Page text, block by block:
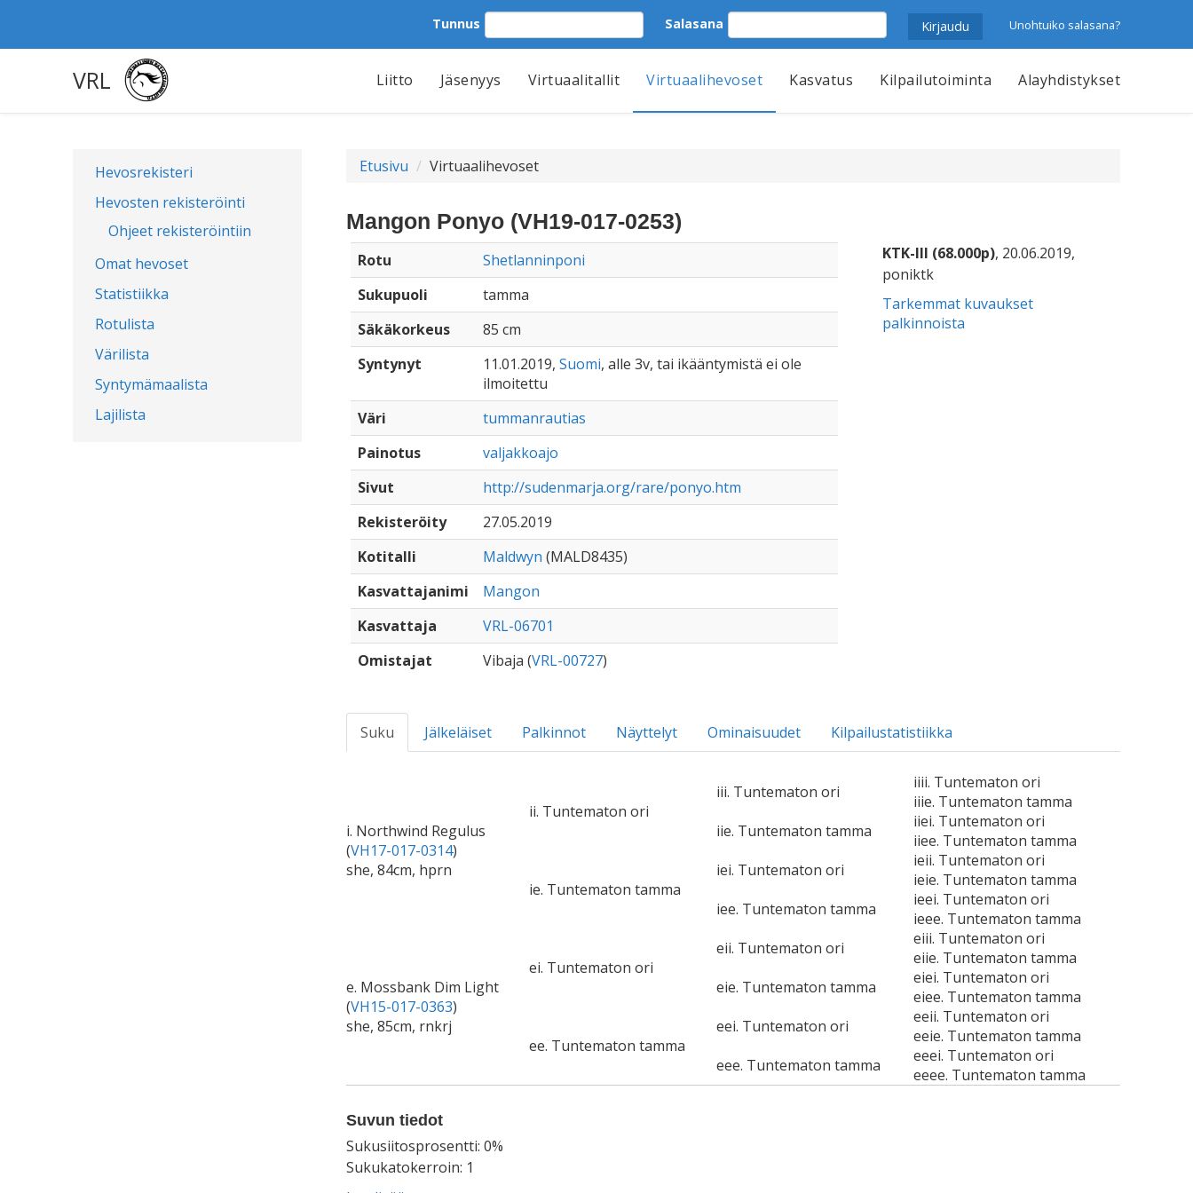
Tunnus Salasana Unohtuiko salasana?
VRL Liitto Jäsenyys Virtuaalitallit Virtuaalihevoset Kasvatus Kilpailutoiminta Alayhdistykset
Hevosrekisteri
Hevosten rekisteröinti
Ohjeet rekisteröintiin
Omat hevoset
Statistiikka
Rotulista
Värilista
Syntymämaalista
Lajilista
Etusivu Virtuaalihevoset
Mangon Ponyo (VH19-017-0253)
Rotu
Shetlanninponi
Sukupuoli
tamma
Säkäkorkeus
85 cm
Syntynyt
11.01.2019, Suomi, alle 3v, tai ikääntymistä ei ole
ilmoitettu
Väri
tummanrautias
Painotus
valjakkoajo
Sivut
http://sudenmarja.org/rare/ponyo.htm
Rekisteröity
27.05.2019
Kotitalli
Maldwyn (MALD8435)
Kasvattajanimi
Mangon
Kasvattaja
VRL-06701
Omistajat
Vibaja (VRL-00727)
KTK-III (68.000p), 20.06.2019,
poniktk
Tarkemmat kuvaukset
palkinnoista
Suku Jälkeläiset Palkinnot Näyttelyt Ominaisuudet Kilpailustatistiikka
i. Northwind Regulus
(VH17-017-0314)
she, 84cm, hprn
ii. Tuntematon ori
iii. Tuntematon ori
iiii. Tuntematon ori
iiie. Tuntematon tamma
iie. Tuntematon tamma
iiei. Tuntematon ori
iiee. Tuntematon tamma
ie. Tuntematon tamma
iei. Tuntematon ori
ieii. Tuntematon ori
ieie. Tuntematon tamma
iee. Tuntematon tamma
ieei. Tuntematon ori
ieee. Tuntematon tamma
e. Mossbank Dim Light
(VH15-017-0363)
she, 85cm, rnkrj
ei. Tuntematon ori
eii. Tuntematon ori
eiii. Tuntematon ori
eiie. Tuntematon tamma
eie. Tuntematon tamma
eiei. Tuntematon ori
eiee. Tuntematon tamma
ee. Tuntematon tamma
eei. Tuntematon ori
eeii. Tuntematon ori
eeie. Tuntematon tamma
eee. Tuntematon tamma
eeei. Tuntematon ori
eeee. Tuntematon tamma
Suvun tiedot
Sukusiitosprosentti: 0%
Sukukatokerroin: 1